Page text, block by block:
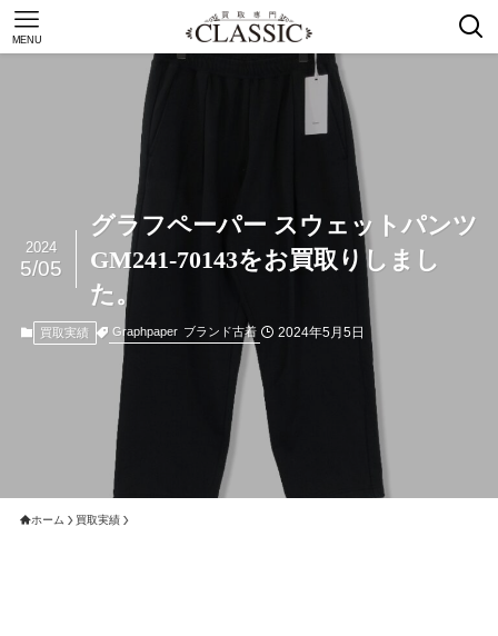
MENU
グラフペーパー スウェットパンツ
GM241-70143をお買取りしまし
た。
2024
5/05
買取実績 Graphpaper ブランド古着 2024年5月5日
ホーム 買取実績